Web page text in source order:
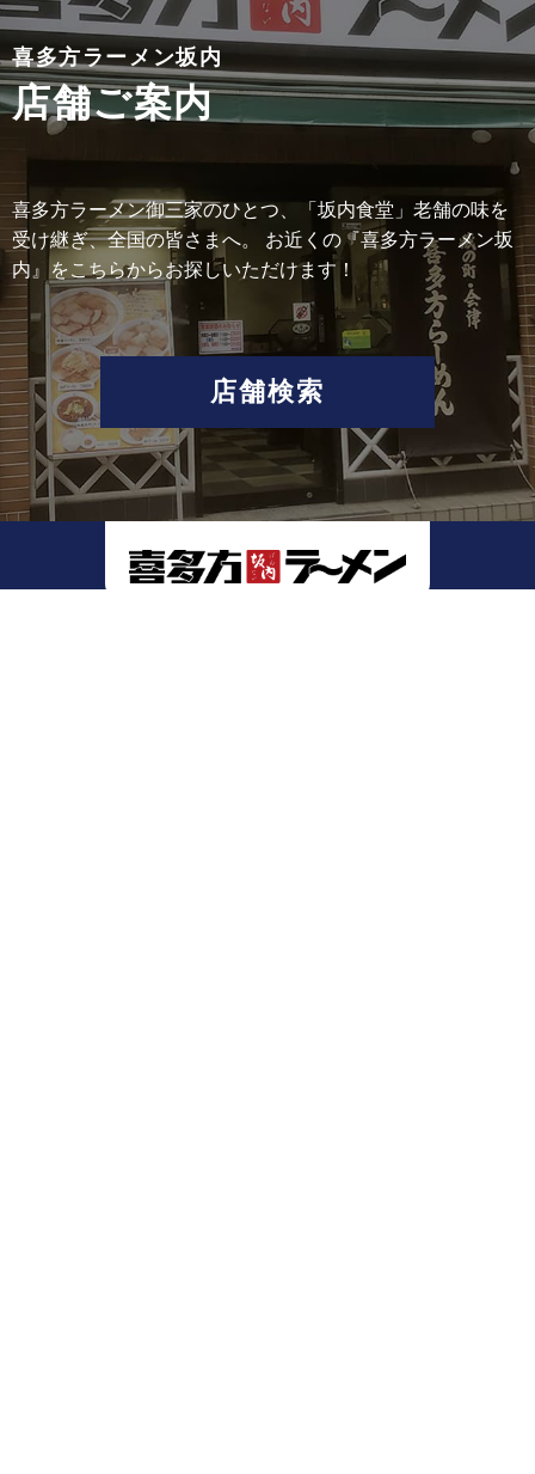
喜多方ラーメン坂内
店舗ご案内
喜多方ラーメン御三家のひとつ、「坂内食堂」老舗の味を
受け継ぎ、全国の皆さまへ。 お近くの『喜多方ラーメン坂
内』をこちらからお探しいただけます！
店舗検索